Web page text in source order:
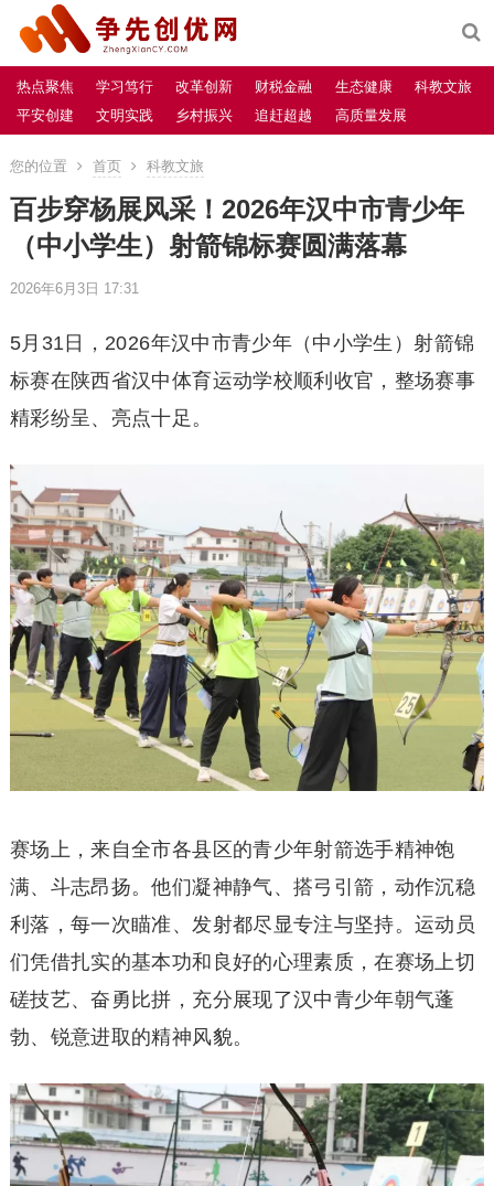
热点聚焦 学习笃行 改革创新 财税金融 生态健康
科教文旅
平安创建
文明实践 乡村振兴 追赶超越 高质量发展
您的位置 首页 科教文旅
百步穿杨展风采！2026年汉中市青少年
（中小学生）射箭锦标赛圆满落幕
2026年6月3日 17:31
5月31日，2026年汉中市青少年（中小学生）射箭锦
标赛在陕西省汉中体育运动学校顺利收官，整场赛事
精彩纷呈、亮点十足。
赛场上，来自全市各县区的青少年射箭选手精神饱
满、斗志昂扬。他们凝神静气、搭弓引箭，动作沉稳
利落，每一次瞄准、发射都尽显专注与坚持。运动员
们凭借扎实的基本功和良好的心理素质，在赛场上切
磋技艺、奋勇比拼，充分展现了汉中青少年朝气蓬
勃、锐意进取的精神风貌。